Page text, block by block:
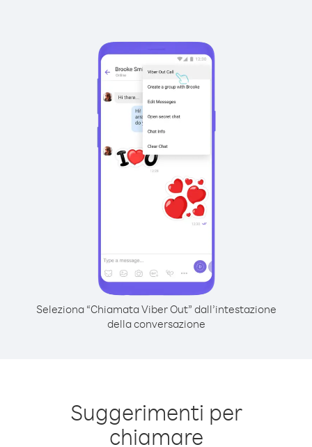
Seleziona “Chiamata Viber Out” dall’intestazione
della conversazione
Suggerimenti per
chiamare